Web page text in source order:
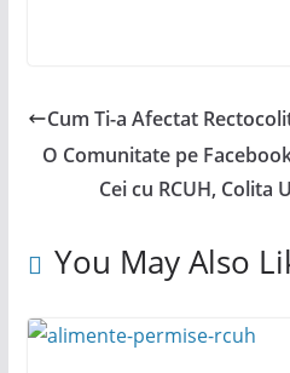
Cum Ti-a Afectat
O Comunitate pe
Cei cu RCUH, Colita
You May Also